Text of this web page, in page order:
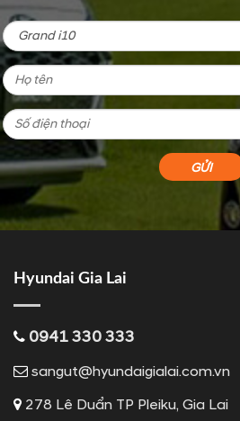
Hyundai Gia Lai
0941 330 333
sangut@hyundaigialai.com.vn
278 Lê Duẩn TP Pleiku, Gia Lai